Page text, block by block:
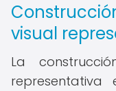
visual
La